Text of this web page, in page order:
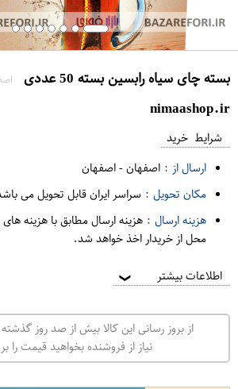
بسته چای سیاه رابسین بسته 50 عددی
nimaashop.ir
شرایط خرید
ارسال از : اصفهان-اصفهان
مکان تحویل : سراسر ایران قابل تحویل می
هزینه ارسال : هزینه ارسال مطابق با هزینه
محل از خریدار اخذ خواهد شد.
اطلاعات بیشتر ❯
از بروز رسانی این کالا بیش از صد روز
نیاز از فروشنده بخواهید قیمت را